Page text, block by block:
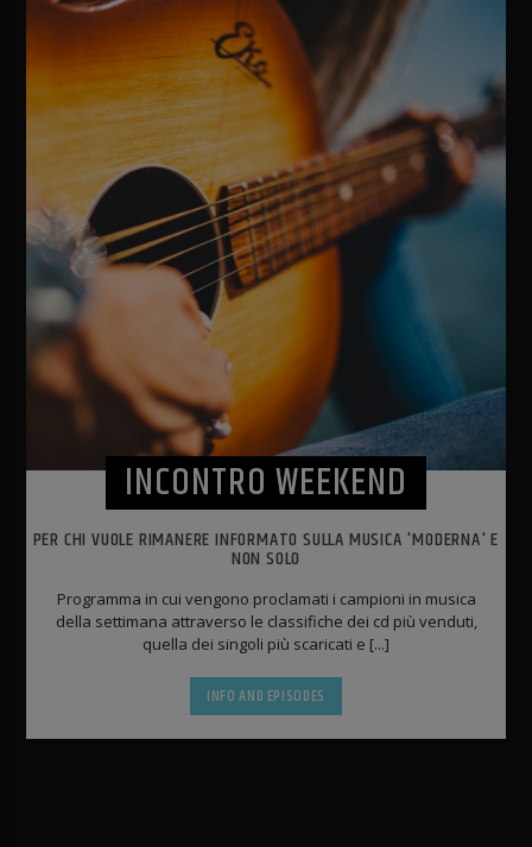
INCONTRO WEEKEND
PER CHI VUOLE RIMANERE INFORMATO SULLA MUSICA 'MODERNA' E
NON SOLO
Programma in cui vengono proclamati i campioni in musica
della settimana attraverso le classifiche dei cd più venduti,
quella dei singoli più scaricati e [...]
INFO AND EPISODES